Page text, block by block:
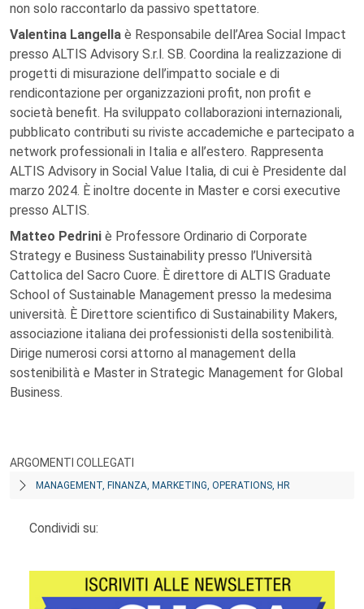
non solo raccontarlo da passivo spettatore.
Valentina Langella è Responsabile dell’Area Social Impact
presso ALTIS Advisory S.r.l. SB. Coordina la realizzazione di
progetti di misurazione dell’impatto sociale e di
rendicontazione per organizzazioni profit, non profit e
società benefit. Ha sviluppato collaborazioni internazionali,
pubblicato contributi su riviste accademiche e partecipato a
network professionali in Italia e all’estero. Rappresenta
ALTIS Advisory in Social Value Italia, di cui è Presidente dal
marzo 2024. È inoltre docente in Master e corsi executive
presso ALTIS.
Matteo Pedrini è Professore Ordinario di Corporate
Strategy e Business Sustainability presso l’Università
Cattolica del Sacro Cuore. È direttore di ALTIS Graduate
School of Sustainable Management presso la medesima
università. È Direttore scientifico di Sustainability Makers,
associazione italiana dei professionisti della sostenibilità.
Dirige numerosi corsi attorno al management della
sostenibilità e Master in Strategic Management for Global
Business.
ARGOMENTI COLLEGATI
MANAGEMENT, FINANZA, MARKETING, OPERATIONS, HR
Condividi su: